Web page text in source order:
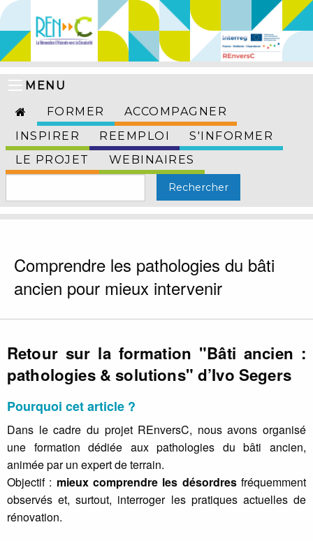
MENU
FORMER
ACCOMPAGNER
INSPIRER
REEMPLOI
S'INFORMER
LE PROJET
WEBINAIRES
Comprendre les pathologies du bâti
ancien pour mieux intervenir
Retour sur la formation "Bâti ancien :
pathologies & solutions" d’Ivo Segers
Pourquoi cet article ?
Dans le cadre du projet REnversC, nous avons organisé
une formation dédiée aux pathologies du bâti ancien,
animée par un expert de terrain.
Objectif : mieux comprendre les désordresfréquemment
observés et, surtout, interroger les pratiques actuelles de
rénovation.